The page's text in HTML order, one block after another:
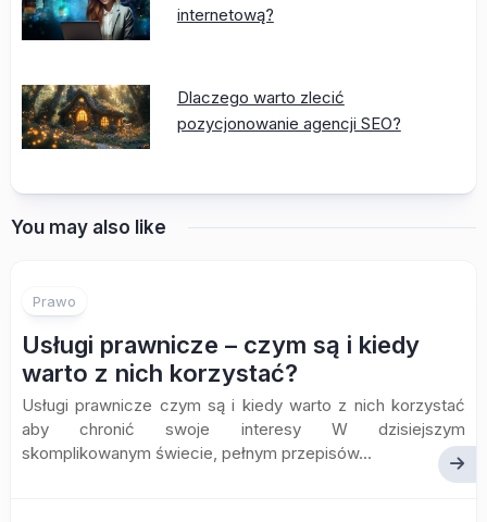
internetową?
Dlaczego warto zlecić
pozycjonowanie agencji SEO?
You may also like
Prawo
Usługi prawnicze – czym są i kiedy
warto z nich korzystać?
Usługi prawnicze czym są i kiedy warto z nich korzystać
aby chronić swoje interesy W dzisiejszym
skomplikowanym świecie, pełnym przepisów...